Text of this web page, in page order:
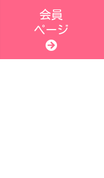
会員
ページ